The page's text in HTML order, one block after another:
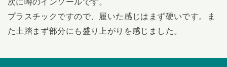
プラスチックですので、履いた感じはまず硬いです。ま
た土踏まず部分にも盛り上がりを感じました。